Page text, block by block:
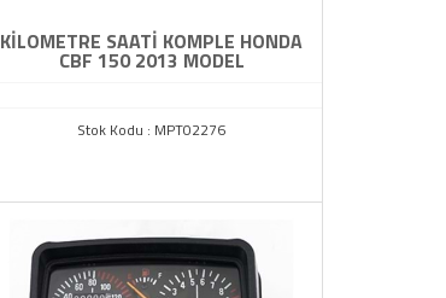
KİLOMETRE SAATİ KOMPLE HONDA
CBF 150 2013 MODEL
Stok Kodu : MPT02276